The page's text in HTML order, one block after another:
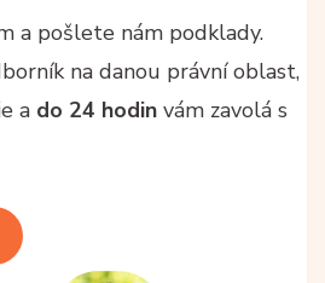
a pošlete nám podklady.
na danou právní oblast,
a do 24 hodin vám zavolá s